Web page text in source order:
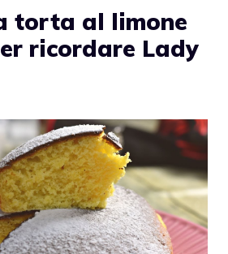
torta al limone
ricordare Lady